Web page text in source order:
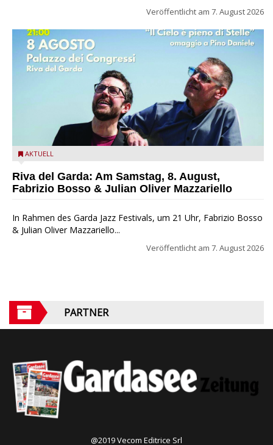
Veröffentlicht am 7. August 2026
Fabrizio Bosso & Julian Oliver Mazzariello zu Gast beim Garda
AKTUELL
Riva del Garda: Am Samstag, 8. August,
Fabrizio Bosso & Julian Oliver Mazzariello
In Rahmen des Garda Jazz Festivals, um 21 Uhr, Fabrizio Bosso
& Julian Oliver Mazzariello...
Veröffentlicht am 7. August 2026
PARTNER
@2019 Vecom Editrice Srl